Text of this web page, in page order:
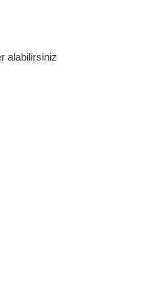
alabilirsiniz